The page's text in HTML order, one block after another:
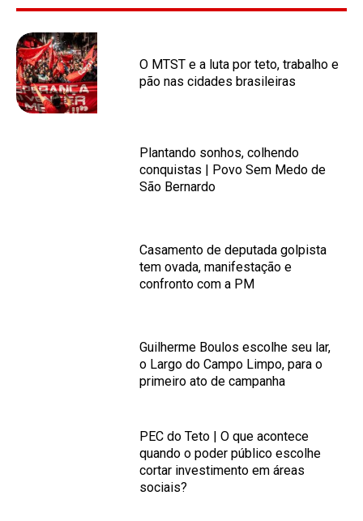
O MTST e a luta por teto, trabalho e
pão nas cidades brasileiras
Plantando sonhos, colhendo
conquistas | Povo Sem Medo de
São Bernardo
Casamento de deputada golpista
tem ovada, manifestação e
confronto com a PM
Guilherme Boulos escolhe seu lar,
o Largo do Campo Limpo, para o
primeiro ato de campanha
PEC do Teto | O que acontece
quando o poder público escolhe
cortar investimento em áreas
sociais?